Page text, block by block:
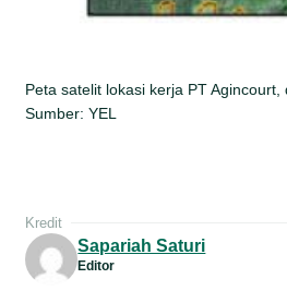
Peta satelit lokasi kerja PT Agincourt,
Sumber: YEL
Kredit
Sapariah Saturi
Editor